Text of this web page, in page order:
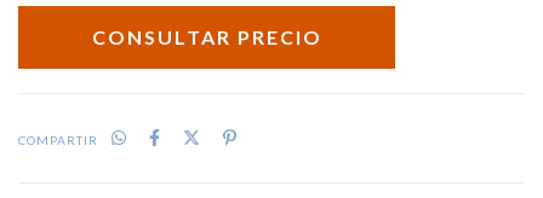
COMPARTIR